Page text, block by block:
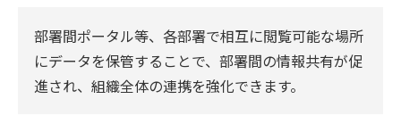
部署間ポータル等、各部署で相互に閲覧可能な場所
にデータを保管することで、部署間の情報共有が促
進され、組織全体の連携を強化できます。